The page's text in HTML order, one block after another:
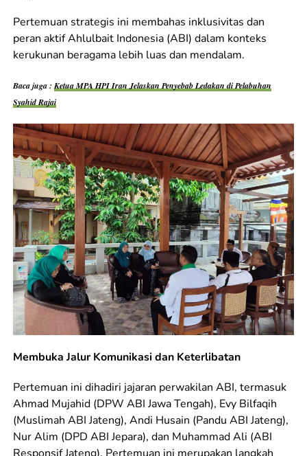
Pertemuan strategis ini membahas inklusivitas dan
peran aktif Ahlulbait Indonesia (ABI) dalam konteks
kerukunan beragama lebih luas dan mendalam.
Baca juga : Ketua MPA HPI Iran Jelaskan Penyebab Ledakan di Pelabuhan
Syahid Rajai
Membuka Jalur Komunikasi dan Keterlibatan
Pertemuan ini dihadiri jajaran perwakilan ABI, termasuk
Ahmad Mujahid (DPW ABI Jawa Tengah), Evy Bilfaqih
(Muslimah ABI Jateng), Andi Husain (Pandu ABI Jateng),
Nur Alim (DPD ABI Jepara), dan Muhammad Ali (ABI